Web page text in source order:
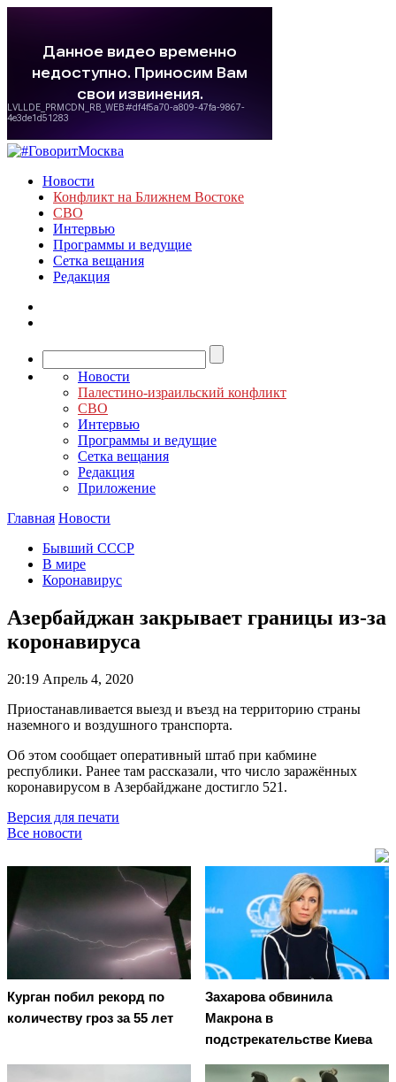
Новости
Конфликт на Ближнем Востоке
СВО
Интервью
Программы и ведущие
Сетка вещания
Редакция
Новости
Палестино-израильский конфликт
СВО
Интервью
Программы и ведущие
Сетка вещания
Редакция
Приложение
Главная Новости
Бывший СССР
В мире
Коронавирус
Азербайджан закрывает границы из-за
коронавируса
20:19 Апрель 4, 2020
Приостанавливается выезд и въезд на территорию страны
наземного и воздушного транспорта.
Об этом сообщает оперативный штаб при кабмине
республики. Ранее там рассказали, что число заражённых
коронавирусом в Азербайджане достигло 521.
Версия для печати
Все новости
Курган побил рекорд по
количеству гроз за 55 лет
Захарова обвинила
Макрона в
подстрекательстве Киева